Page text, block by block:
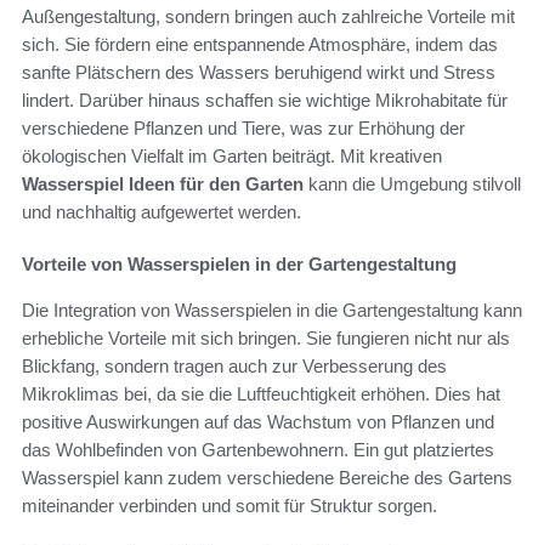
Außengestaltung, sondern bringen auch zahlreiche Vorteile mit
sich. Sie fördern eine entspannende Atmosphäre, indem das
sanfte Plätschern des Wassers beruhigend wirkt und Stress
lindert. Darüber hinaus schaffen sie wichtige Mikrohabitate für
verschiedene Pflanzen und Tiere, was zur Erhöhung der
ökologischen Vielfalt im Garten beiträgt. Mit kreativen
Wasserspiel Ideen für den Garten kann die Umgebung stilvoll
und nachhaltig aufgewertet werden.
Vorteile von Wasserspielen in der Gartengestaltung
Die Integration von Wasserspielen in die Gartengestaltung kann
erhebliche Vorteile mit sich bringen. Sie fungieren nicht nur als
Blickfang, sondern tragen auch zur Verbesserung des
Mikroklimas bei, da sie die Luftfeuchtigkeit erhöhen. Dies hat
positive Auswirkungen auf das Wachstum von Pflanzen und
das Wohlbefinden von Gartenbewohnern. Ein gut platziertes
Wasserspiel kann zudem verschiedene Bereiche des Gartens
miteinander verbinden und somit für Struktur sorgen.